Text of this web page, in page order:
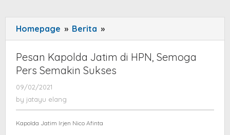
Homepage » Berita »
Kapolda
Jatim
Pesan Kapolda Jatim di HPN, Semoga
Pers Semakin Sukses
09/02/2021
jatayu
by jatayu elang
Kapolda Jatim Irjen Nico Afinta